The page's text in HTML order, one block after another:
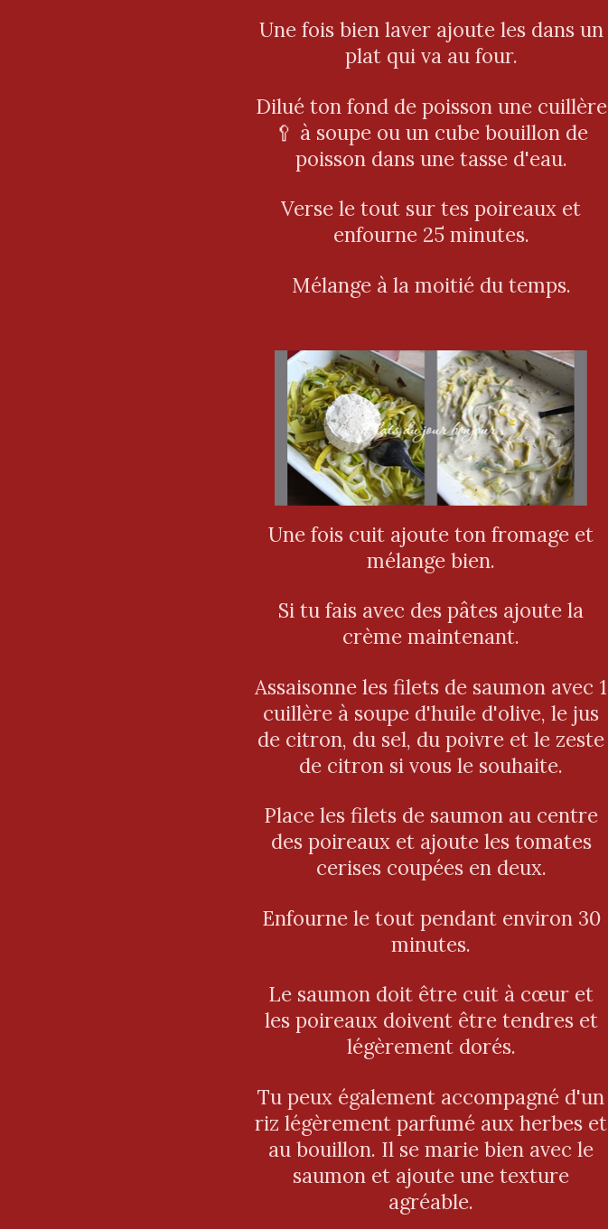
Une fois bien laver ajoute les dans un
plat qui va au four.
Dilué ton fond de poisson une cuillère
🥄 à soupe ou un cube bouillon de
poisson dans une tasse d'eau.
Verse le tout sur tes poireaux et
enfourne 25 minutes.
Mélange à la moitié du temps.
Une fois cuit ajoute ton fromage et
mélange bien.
Si tu fais avec des pâtes ajoute la
crème maintenant.
Assaisonne les filets de saumon avec 1
cuillère à soupe d'huile d'olive, le jus
de citron, du sel, du poivre et le zeste
de citron si vous le souhaite.
Place les filets de saumon au centre
des poireaux et ajoute les tomates
cerises coupées en deux.
Enfourne le tout pendant environ 30
minutes.
Le saumon doit être cuit à cœur et
les poireaux doivent être tendres et
légèrement dorés.
Tu peux également accompagné d'un
riz légèrement parfumé aux herbes et
au bouillon. Il se marie bien avec le
saumon et ajoute une texture
agréable.